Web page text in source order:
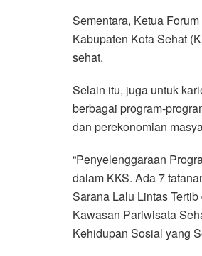
Sementara, Ketua
Kabupaten Kota Sehat
sehat.
Selain itu, juga untuk
berbagai program-
dan perekonomian
“Penyelenggaraan
dalam KKS. Ada 7
Sarana Lalu Lintas
Kawasan Pariwisata
Kehidupan Sosial yang